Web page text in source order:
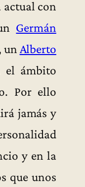
actual con
Germán
un Alberto
el ámbito
Por ello
jamás y
y en la
que unos